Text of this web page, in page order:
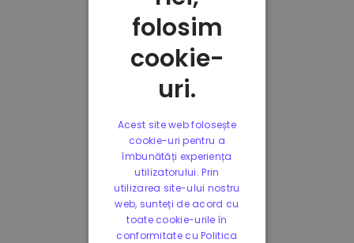
folosim
cookie-
uri.
Acest site web folosește
cookie-uri pentru a
îmbunătăți experiența
utilizatorului. Prin
utilizarea site-ului nostru
web, sunteți de acord cu
toate cookie-urile în
conformitate cu Politica